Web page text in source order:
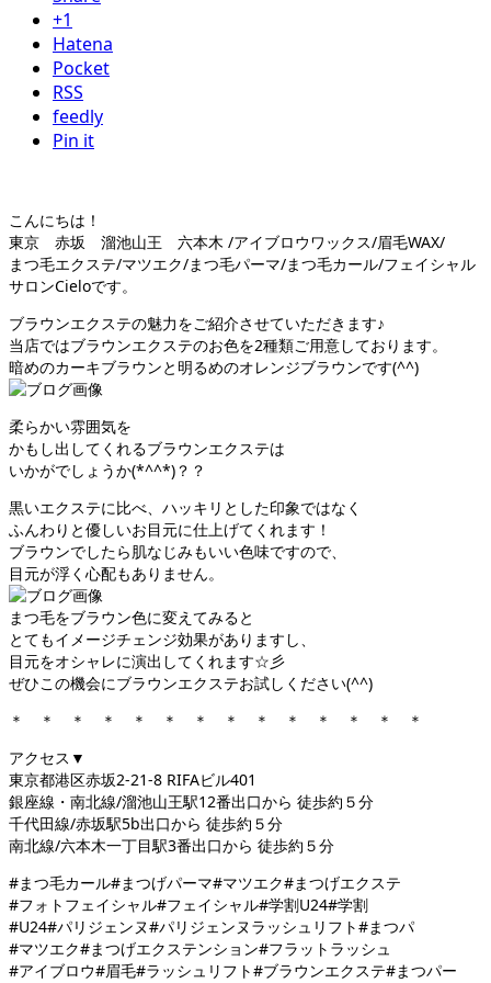
+1
Hatena
Pocket
RSS
feedly
Pin it
こんにちは！
東京 赤坂 溜池山王 六本木 /アイブロウワックス/眉毛WAX/
まつ毛エクステ/マツエク/まつ毛パーマ/まつ毛カール/フェイシャル
サロンCieloです。
ブラウンエクステの魅力をご紹介させていただきます♪
当店ではブラウンエクステのお色を2種類ご用意しております。
暗めのカーキブラウンと明るめのオレンジブラウンです(^^)
柔らかい雰囲気を
かもし出してくれるブラウンエクステは
いかがでしょうか(*^^*)？？
黒いエクステに比べ、ハッキリとした印象ではなく
ふんわりと優しいお目元に仕上げてくれます！
ブラウンでしたら肌なじみもいい色味ですので、
目元が浮く心配もありません。
まつ毛をブラウン色に変えてみると
とてもイメージチェンジ効果がありますし、
目元をオシャレに演出してくれます☆彡
ぜひこの機会にブラウンエクステお試しください(^^)
＊ ＊ ＊ ＊ ＊ ＊ ＊ ＊ ＊ ＊ ＊ ＊ ＊ ＊
アクセス▼
東京都港区赤坂2-21-8 RIFAビル401
銀座線・南北線/溜池山王駅12番出口から 徒歩約５分
千代田線/赤坂駅5b出口から 徒歩約５分
南北線/六本木一丁目駅3番出口から 徒歩約５分
#まつ毛カール#まつげパーマ#マツエク#まつげエクステ
#フォトフェイシャル#フェイシャル#学割U24#学割
#U24#パリジェンヌ#パリジェンヌラッシュリフト#まつパ
#マツエク#まつげエクステンション#フラットラッシュ
#アイブロウ#眉毛#ラッシュリフト#ブラウンエクステ#まつパー